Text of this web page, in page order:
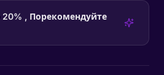
20% , Порекомендуйте